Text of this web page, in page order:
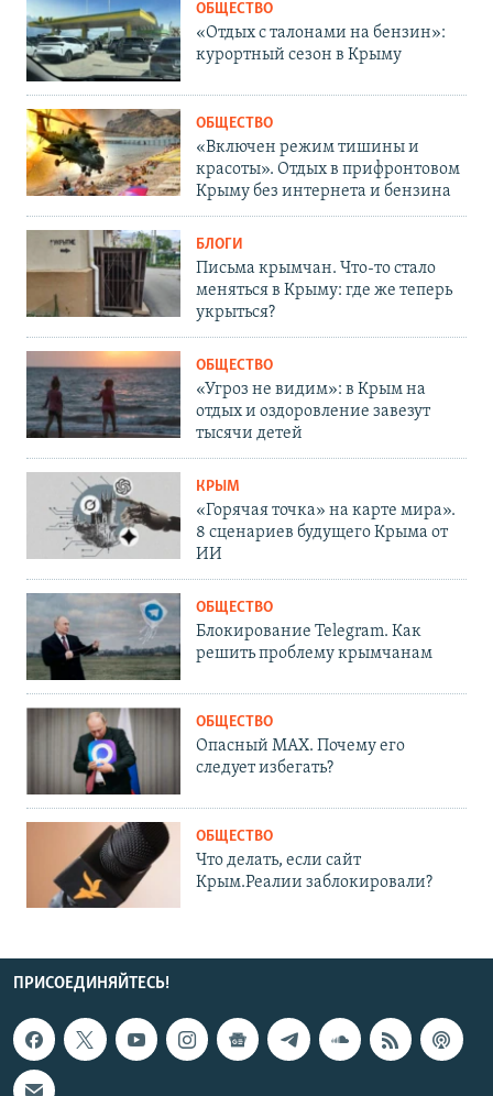
ОБЩЕСТВО
«Отдых с талонами на бензин»:
курортный сезон в Крыму
ОБЩЕСТВО
«Включен режим тишины и
красоты». Отдых в прифронтовом
Крыму без интернета и бензина
БЛОГИ
Письма крымчан. Что-то стало
меняться в Крыму: где же теперь
укрыться?
ОБЩЕСТВО
«Угроз не видим»: в Крым на
отдых и оздоровление завезут
тысячи детей
КРЫМ
«Горячая точка» на карте мира».
8 сценариев будущего Крыма от
ИИ
ОБЩЕСТВО
Блокирование Telegram. Как
решить проблему крымчанам
ОБЩЕСТВО
Опасный MAX. Почему его
следует избегать?
ОБЩЕСТВО
Что делать, если сайт
Крым.Реалии заблокировали?
ПРИСОЕДИНЯЙТЕСЬ!